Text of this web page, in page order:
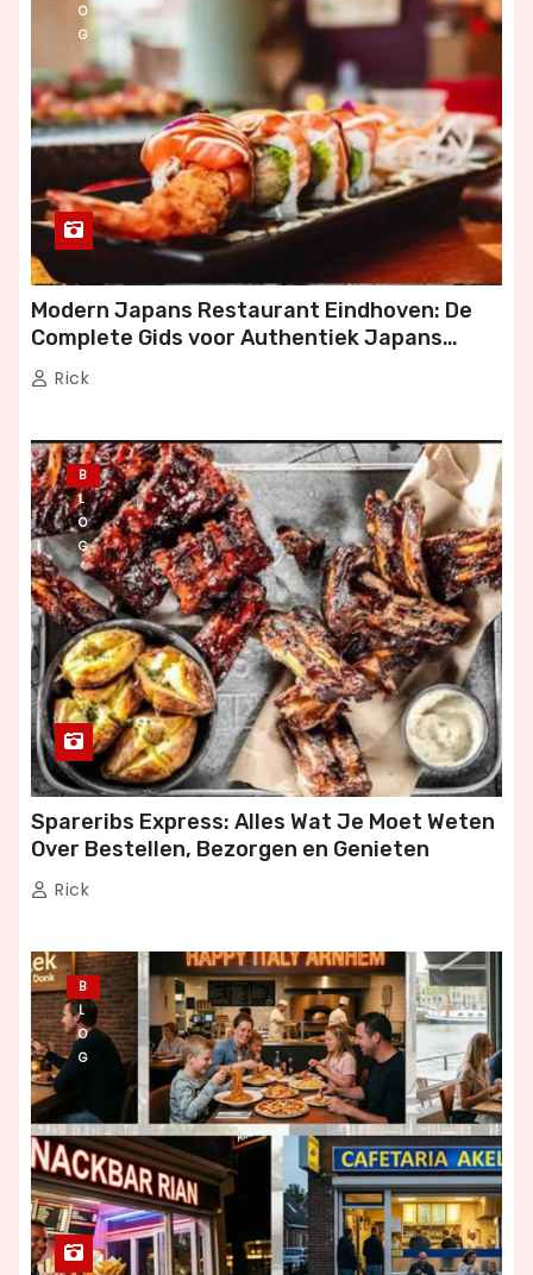
O
G
Modern Japans Restaurant Eindhoven: De
Complete Gids voor Authentiek Japans
Dineren
Rick
B
L
O
G
Spareribs Express: Alles Wat Je Moet Weten
Over Bestellen, Bezorgen en Genieten
Rick
B
L
O
G